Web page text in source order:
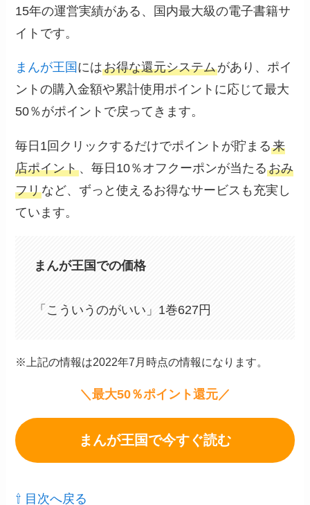
15年の運営実績がある、国内最大級の電子書籍サ
イトです。
まんが王国 にはお得な還元システムがあり、ポイ
ントの購入金額や累計使用ポイントに応じて最大
50％がポイントで戻ってきます。
毎日1回クリックするだけでポイントが貯まる来
店ポイント、毎日10％オフクーポンが当たるおみ
フリなど、ずっと使えるお得なサービスも充実し
ています。
まんが王国での価格
「こういうのがいい」1巻627円
※上記の情報は2022年7月時点の情報になります。
＼最大50％ポイント還元／
まんが王国で今すぐ読む
⇧ 目次へ戻る